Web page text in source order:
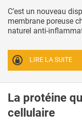
C’est un nouveau
membrane poreuse
naturel anti-
LIRE LA SUITE
La protéine
cellulaire